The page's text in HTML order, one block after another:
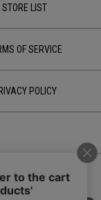
STORE LIST
OF SERVICE
POLICY